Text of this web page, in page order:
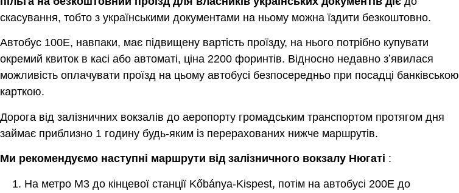
скасування, тобто з українськими документами на ньому можна їздити безкоштовно.
Автобус 100E, навпаки, має підвищену вартість проїзду, на нього потрібно купувати
окремий квиток в касі або автоматі, ціна 2200 форинтів. Відносно недавно зʼявилася
можливість оплачувати проїзд на цьому автобусі безпосередньо при посадці банківською
карткою.
Дорога від залізничних вокзалів до аеропорту громадським транспортом протягом дня
займає приблизно 1 годину будь-яким із перерахованих нижче маршрутів.
Ми рекомендуємо наступні маршрути від залізничного вокзалу Нюгаті :
На метро M3 до кінцевої станції Kőbánya-Kispest, потім на автобусі 200E до